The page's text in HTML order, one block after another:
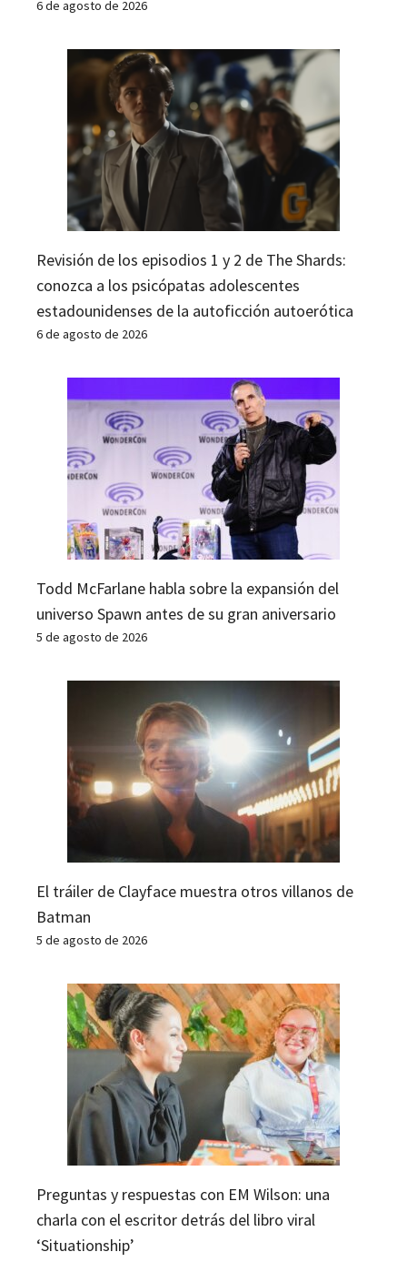
6 de agosto de 2026
Revisión de los episodios 1 y 2 de The Shards:
conozca a los psicópatas adolescentes
estadounidenses de la autoficción autoerótica
6 de agosto de 2026
Todd McFarlane habla sobre la expansión del
universo Spawn antes de su gran aniversario
5 de agosto de 2026
El tráiler de Clayface muestra otros villanos de
Batman
5 de agosto de 2026
Preguntas y respuestas con EM Wilson: una
charla con el escritor detrás del libro viral
‘Situationship’